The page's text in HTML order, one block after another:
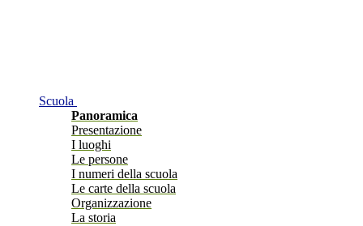
Scuola
Panoramica
Presentazione
I luoghi
Le persone
I numeri della scuola
Le carte della scuola
Organizzazione
La storia